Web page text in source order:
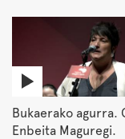
Bukaerako agurra.
Enbeita Maguregi.